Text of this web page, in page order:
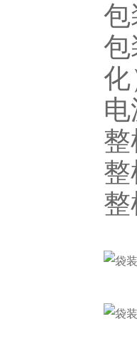
包
包
化